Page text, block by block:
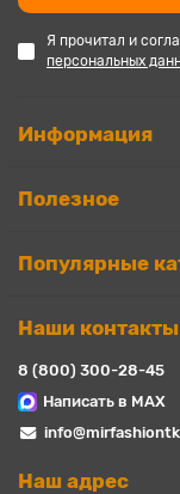
Я прочитал и
персональных
Информация
Полезное
Популярные
Наши контакты
8 (800) 300-28-45
Написать в MAX
Наш адрес